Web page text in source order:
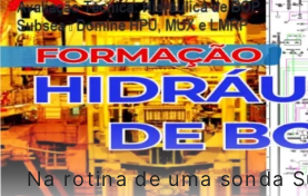
Na rotina de uma sonda